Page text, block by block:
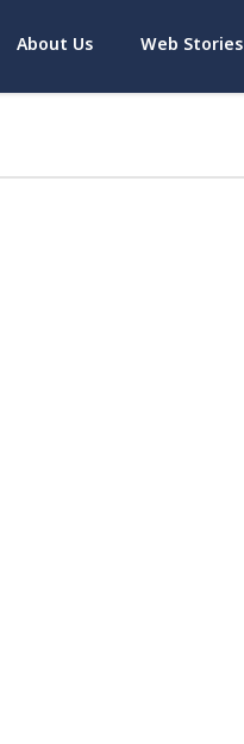
About Us Web Stories